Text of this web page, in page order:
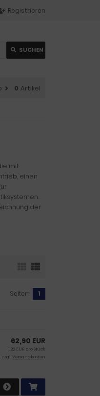
Registrieren
SUCHEN
0 Artikel
mit
einen
der
Seiten: 1
62,90 EUR
1,26 EUR pro Stück
zzgl.Versandkosten